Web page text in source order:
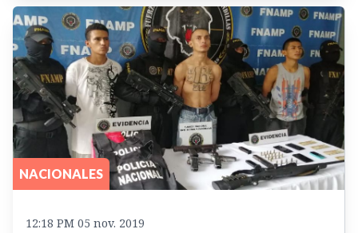
NACIONALES
12:18 PM 05 nov. 2019